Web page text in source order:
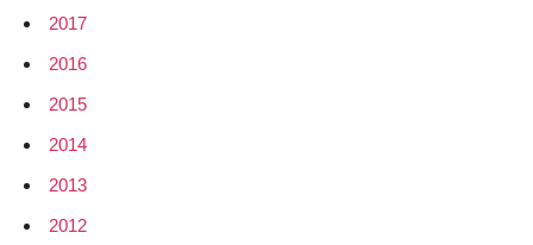
2017
2016
2015
2014
2013
2012